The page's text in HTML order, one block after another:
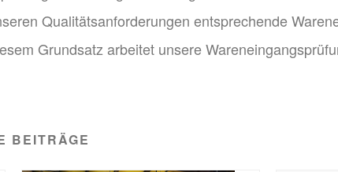
Qualitätsanforderungen entsprechende
Grundsatz arbeitet unsere
BEITRÄGE